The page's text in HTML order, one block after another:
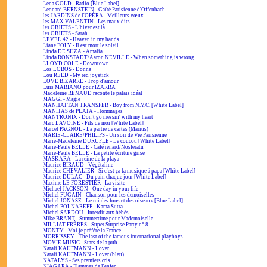
Lena GOLD - Radio [Blue Label]
Leonard BERNSTEIN - Gaîté Parisienne d'Offenbach
les JARDINS de l'OPÉRA - Meilleurs vœux
les MAX VALENTIN - Les maux dits
les OBJETS - L'hiver est là
les OBJETS - Sarah
LEVEL 42 - Heaven in my hands
Liane FOLY - Il est mort le soleil
Linda DE SUZA - Amalia
Linda RONSTADT/Aaron NEVILLE - When something is wrong...
LLOYD COLE - Downtown
Los LOBOS - Donna
Lou REED - My red joystick
LOVE BIZARRE - Trop d'amour
Luis MARIANO pour IZARRA
Madeleine RENAUD raconte le palais idéal
MAGGI - Magie
MANHATTAN TRANSFER - Boy from N.Y.C. [White Label]
MANITAS de PLATA - Hommages
MANTRONIX - Don't go messin' with my heart
Marc LAVOINE - Fils de moi [White Label]
Marcel PAGNOL - La partie de cartes (Marius)
MARIE-CLAIRE/PHILIPS - Un soir de Vie Parisienne
Marie-Madeleine DURUFLÉ - Le coucou [White Label]
Marie-Paule BELLE - Café renard/Nosferatu
Marie-Paule BELLE - La petite écriture grise
MASKARA - La reine de la playa
Maurice BIRAUD - Végétaline
Maurice CHEVALIER - Si c'est ça la musique à papa [White Label]
Maurice DULAC - Du pain chaque jour [White Label]
Maxime LE FORESTIER - La visite
Michael JACKSON - One day in your life
Michel FUGAIN - Chanson pour les demoiselles
Michel JONASZ - Le roi des fous et des oiseaux [Blue Label]
Michel POLNAREFF - Kama Sutra
Michel SARDOU - Interdit aux bébés
Mike BRANT - Summertime pour Mademoiselle
MILLIAT FRÈRES - Super Surprise Party n° 8
MONTY - Moi je préfère la France
MORRISSEY - The last of the famous international playboys
MOVIE MUSIC - Stars de la pub
Natali KAUFMANN - Lover
Natali KAUFMANN - Lover (bleu)
NATALYS - Ses premiers cris